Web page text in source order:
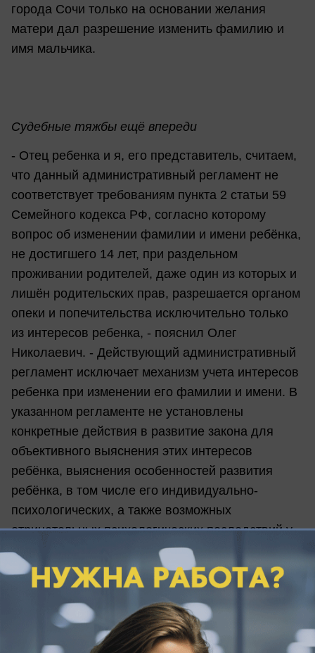
города Сочи только на основании желания
матери дал разрешение изменить фамилию и
имя мальчика.
Судебные тяжбы ещё впереди
- Отец ребенка и я, его представитель, считаем,
что данный административный регламент не
соответствует требованиям пункта 2 статьи 59
Семейного кодекса РФ, согласно которому
вопрос об изменении фамилии и имени ребёнка,
не достигшего 14 лет, при раздельном
проживании родителей, даже один из которых и
лишён родительских прав, разрешается органом
опеки и попечительства исключительно только
из интересов ребенка, - пояснил Олег
Николаевич. - Действующий административный
регламент исключает механизм учета интересов
ребенка при изменении его фамилии и имени. В
указанном регламенте не установлены
конкретные действия в развитие закона для
объективного выяснения этих интересов
ребёнка, выяснения особенностей развития
ребёнка, в том числе его индивидуально-
психологических, а также возможных
отрицательных психологических последствий у
ребёнка, связанных с изменением его фамилии
и имени.
"Дети не должны становиться заложниками